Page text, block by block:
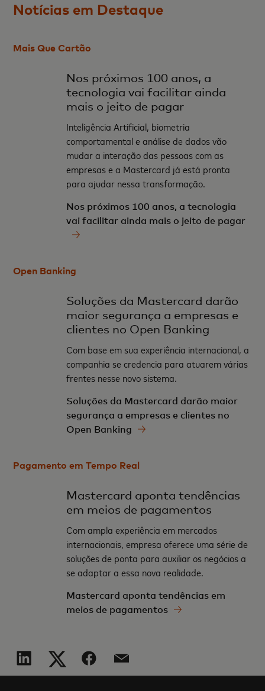
Notícias em Destaque
Mais Que Cartão
Nos próximos 100 anos, a
tecnologia vai facilitar ainda
mais o jeito de pagar
Inteligência Artificial, biometria
comportamental e análise de dados vão
mudar a interação das pessoas com as
empresas e a Mastercard já está pronta
para ajudar nessa transformação.
Nos próximos 100 anos, a tecnologia
vai facilitar ainda mais o jeito de pagar
Open Banking
Soluções da Mastercard darão
maior segurança a empresas e
clientes no Open Banking
Com base em sua experiência internacional, a
companhia se credencia para atuarem várias
frentes nesse novo sistema.
Soluções da Mastercard darão maior
segurança a empresas e clientes no
Open Banking
Pagamento em Tempo Real
Mastercard aponta tendências
em meios de pagamentos
Com ampla experiência em mercados
internacionais, empresa oferece uma série de
soluções de ponta para auxiliar os negócios a
se adaptar a essa nova realidade.
Mastercard aponta tendências em
meios de pagamentos